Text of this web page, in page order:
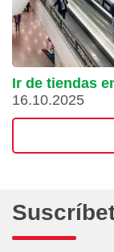
Ir de tiendas
16.10.2025